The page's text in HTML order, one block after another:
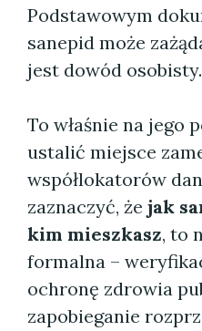
Podstawowym
sanepid może
jest dowód osobisty.
To właśnie na jego
ustalić miejsce
współlokatorów
zaznaczyć, że jak
kim mieszkasz, to
formalna –
ochronę zdrowia
zapobieganie